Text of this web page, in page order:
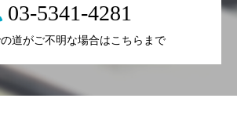
03-5341-4281
道がご不明な場合はこちらまで